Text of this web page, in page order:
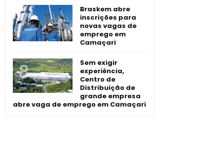
Braskem abre
inscrições para
novas vagas de
emprego em
Camaçari
Sem exigir
experiência,
Centro de
Distribuição de
grande empresa
abre vaga de emprego em Camaçari